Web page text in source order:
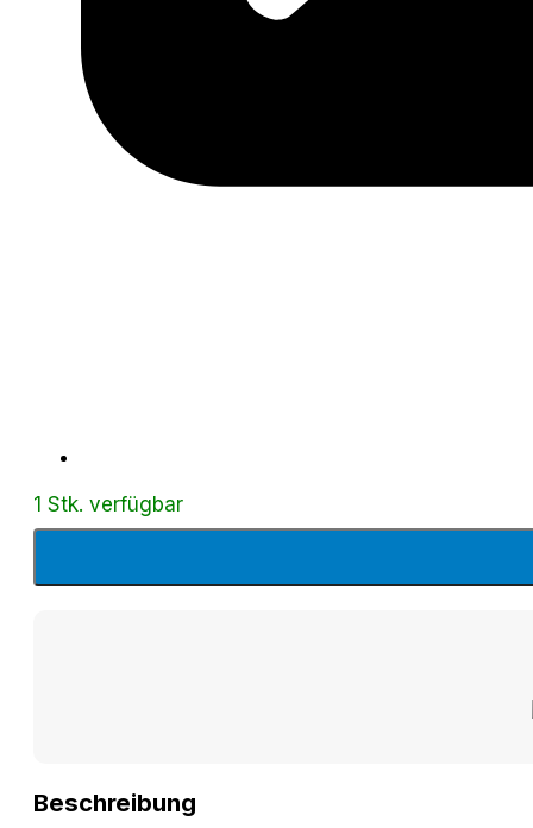
1 Stk. verfügbar
Beschreibung